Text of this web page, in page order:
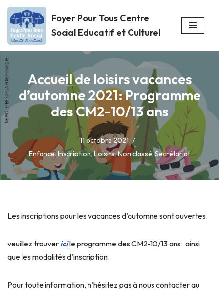
Aller
au
contenu
Foyer Pour Tous Centre
Social Educatif et Culturel
Accueil de loisirs vacances
d’automne 2021: Programme
des CM2-10/13 ans
11 octobre 2021
Enfance,Inscription,Loisirs,Non classé,Secrétariat
Les inscriptions pour les vacances d’automne sont ouvertes.
veuillez trouver icile programme des CM2-10/13 ans ainsi
que les modalités d’inscription.
Pour toute information, n’hésitez pas à nous contacter au